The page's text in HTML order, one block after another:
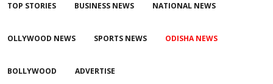
TOP STORIES BUSINESS NEWS NATIONAL NEWS
OLLYWOOD NEWS SPORTS NEWS ODISHA NEWS
BOLLYWOOD ADVERTISE